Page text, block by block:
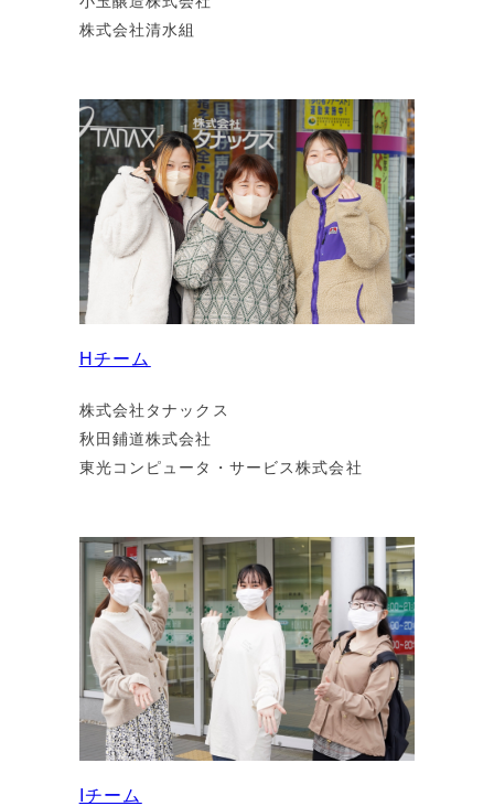
株式会社清水組
Hチーム
株式会社タナックス
秋田鋪道株式会社
東光コンピュータ・サービス株式会社
Iチーム